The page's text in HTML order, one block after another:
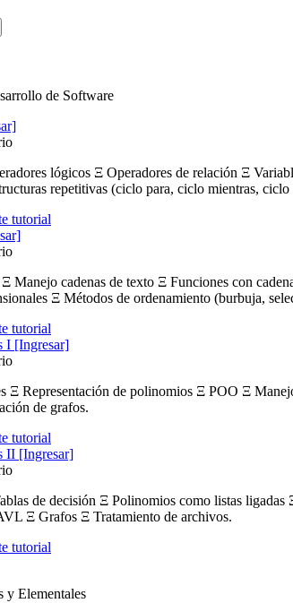
de Software
lógicos Ξ Operadores de relación Ξ
repetitivas (ciclo para, ciclo mientras,
tutorial
Manejo cadenas de texto Ξ Funciones con
Ξ Métodos de ordenamiento (burbuja,
tutorial
I [Ingresar]
Ξ Representación de polinomios Ξ POO Ξ
de grafos.
tutorial
II [Ingresar]
de decisión Ξ Polinomios como listas
Ξ Grafos Ξ Tratamiento de archivos.
tutorial
y Elementales